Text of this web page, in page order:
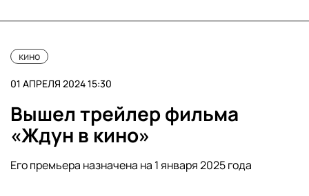
кино
01 АПРЕЛЯ 2024 15:30
Вышел трейлер фильма
«Ждун в кино»
Его премьера назначена на 1 января 2025 года